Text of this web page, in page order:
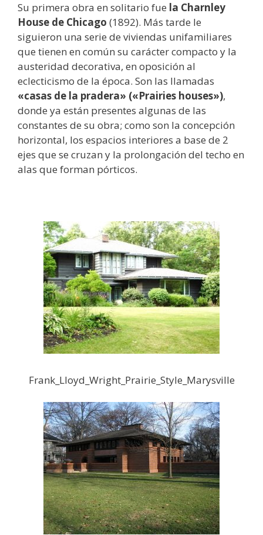
Su primera obra en solitario fue la Charnley
House de Chicago (1892). Más tarde le
siguieron una serie de viviendas unifamiliares
que tienen en común su carácter compacto y la
austeridad decorativa, en oposición al
eclecticismo de la época. Son las llamadas
«casas de la pradera» («Prairies houses»),
donde ya están presentes algunas de las
constantes de su obra; como son la concepción
horizontal, los espacios interiores a base de 2
ejes que se cruzan y la prolongación del techo en
alas que forman pórticos.
Frank_Lloyd_Wright_Prairie_Style_Marysville